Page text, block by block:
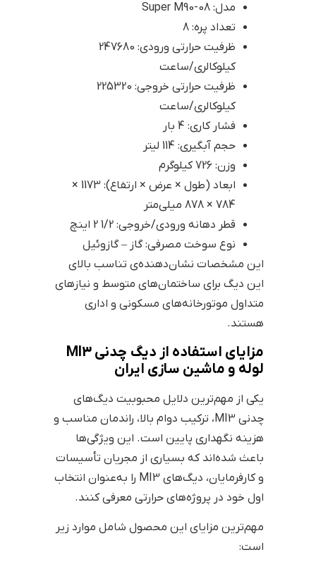
مدل: Super M90-08
تعداد پره: 8
ظرفیت حرارتی ورودی: 247680
کیلوکالری/ساعت
ظرفیت حرارتی خروجی: 225320
کیلوکالری/ساعت
فشار کاری: 4 بار
حجم آبگیری: 114 لیتر
وزن: 726 کیلوگرم
ابعاد (طول × عرض × ارتفاع): 1173 ×
784 × 878 میلی‌متر
قطر دهانه ورودی/خروجی: 1/2 2 اینچ
نوع سوخت مصرفی: گاز – گازوئیل
این مشخصات نشان‌دهنده‌ی تناسب بالای
این دیگ برای ساختمان‌های متوسط و نیازهای
متداول موتورخانه‌های مسکونی و اداری
هستند.
مزایای استفاده از دیگ چدنی MI3
لوله و ماشین سازی ایران
یکی از مهم‌ترین دلایل محبوبیت دیگ‌های
چدنی MI3، ترکیب دوام بالا، راندمان مناسب و
هزینه نگهداری پایین است. این ویژگی‌ها
باعث شده‌اند که بسیاری از مجریان تأسیسات
و کارفرمایان، دیگ‌های MI3 را به‌عنوان انتخاب
اول خود در پروژه‌های حرارتی معرفی کنند.
مهم‌ترین مزایای این محصول شامل موارد زیر
است: